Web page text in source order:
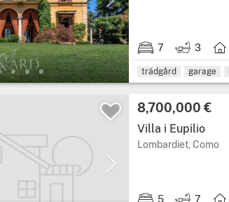
7 3
trädgård garage
8,700,000 €
Villa i Eupilio
Lombardiet, Como
5 7